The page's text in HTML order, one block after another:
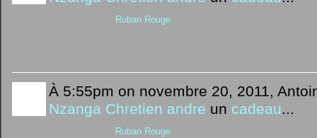
Ruban Rouge
À 5:55pm on novembre 20, 2011,
Nzanga Chretien andre un cadeau...
Ruban Rouge